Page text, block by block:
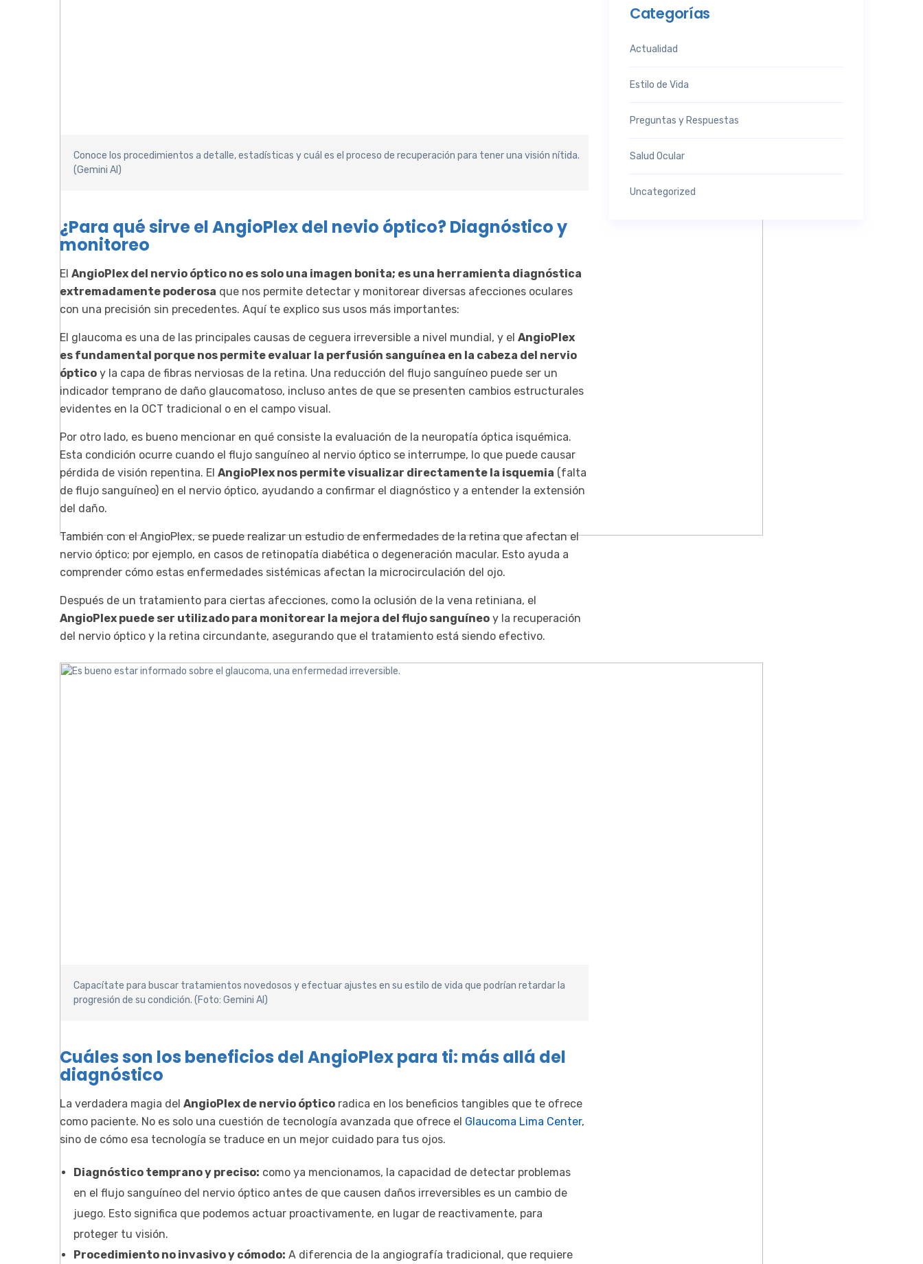
Conoce los procedimientos a detalle, estadísticas y cuál es el proceso de recuperación para tener una visión nítida.
(Gemini AI)
¿Para qué sirve el AngioPlex del nevio óptico? Diagnóstico y
monitoreo
El AngioPlex del nervio óptico no es solo una imagen bonita; es una herramienta diagnóstica
extremadamente poderosa que nos permite detectar y monitorear diversas afecciones oculares
con una precisión sin precedentes. Aquí te explico sus usos más importantes:
El glaucoma es una de las principales causas de ceguera irreversible a nivel mundial, y el AngioPlex
es fundamental porque nos permite evaluar la perfusión sanguínea en la cabeza del nervio
óptico y la capa de fibras nerviosas de la retina. Una reducción del flujo sanguíneo puede ser un
indicador temprano de daño glaucomatoso, incluso antes de que se presenten cambios estructurales
evidentes en la OCT tradicional o en el campo visual.
Por otro lado, es bueno mencionar en qué consiste la evaluación de la neuropatía óptica isquémica.
Esta condición ocurre cuando el flujo sanguíneo al nervio óptico se interrumpe, lo que puede causar
pérdida de visión repentina. El AngioPlex nos permite visualizar directamente la isquemia (falta
de flujo sanguíneo) en el nervio óptico, ayudando a confirmar el diagnóstico y a entender la extensión
del daño.
También con el AngioPlex, se puede realizar un estudio de enfermedades de la retina que afectan el
nervio óptico; por ejemplo, en casos de retinopatía diabética o degeneración macular. Esto ayuda a
comprender cómo estas enfermedades sistémicas afectan la microcirculación del ojo.
Después de un tratamiento para ciertas afecciones, como la oclusión de la vena retiniana, el
AngioPlex puede ser utilizado para monitorear la mejora del flujo sanguíneo y la recuperación
del nervio óptico y la retina circundante, asegurando que el tratamiento está siendo efectivo.
Capacítate para buscar tratamientos novedosos y efectuar ajustes en su estilo de vida que podrían retardar la
progresión de su condición. (Foto: Gemini AI)
Cuáles son los beneficios del AngioPlex para ti: más allá del
diagnóstico
La verdadera magia del AngioPlex de nervio óptico radica en los beneficios tangibles que te ofrece
como paciente. No es solo una cuestión de tecnología avanzada que ofrece el Glaucoma Lima Center,
sino de cómo esa tecnología se traduce en un mejor cuidado para tus ojos.
Diagnóstico temprano y preciso: como ya mencionamos, la capacidad de detectar problemas
en el flujo sanguíneo del nervio óptico antes de que causen daños irreversibles es un cambio de
juego. Esto significa que podemos actuar proactivamente, en lugar de reactivamente, para
proteger tu visión.
Procedimiento no invasivo y cómodo: A diferencia de la angiografía tradicional, que requiere
Categorías
Actualidad
Estilo de Vida
Preguntas y Respuestas
Salud Ocular
Uncategorized